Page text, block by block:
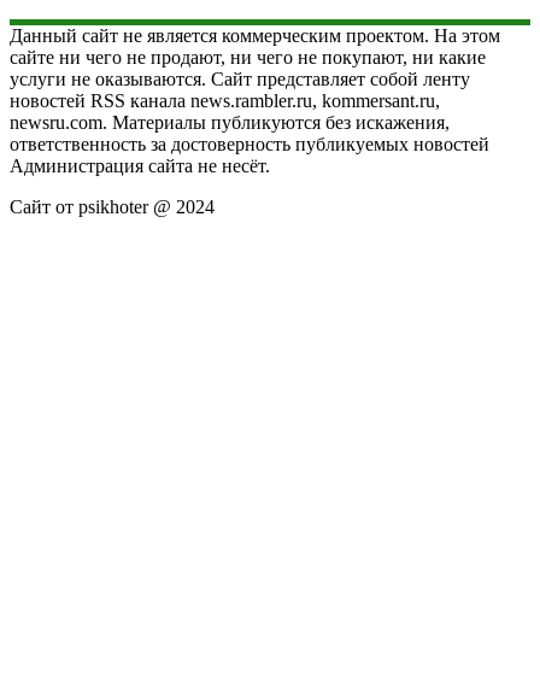
Данный сайт не является коммерческим проектом. На этом
сайте ни чего не продают, ни чего не покупают, ни какие
услуги не оказываются. Сайт представляет собой ленту
новостей RSS канала news.rambler.ru, kommersant.ru,
newsru.com. Материалы публикуются без искажения,
ответственность за достоверность публикуемых новостей
Администрация сайта не несёт.
Сайт от psikhoter @ 2024